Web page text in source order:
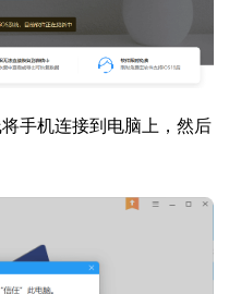
手机连接到电脑上，然后